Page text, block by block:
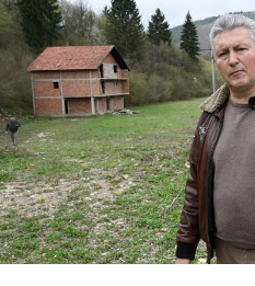
gdje je u večernjim satima
dana.
Share Post
Share
Tweet
Mail